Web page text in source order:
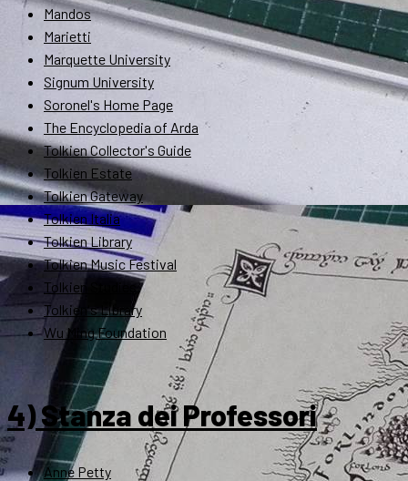
Mandos
Marietti
Marquette University
Signum University
Soronel's Home Page
The Encyclopedia of Arda
Tolkien Collector's Guide
Tolkien Estate
Tolkien Gateway
Tolkien Italia
Tolkien Library
Tolkien Music Festival
Tolkien Studies
Tolkien's Library
Wu Ming Foundation
4) Stanza dei Professori
Anne Petty